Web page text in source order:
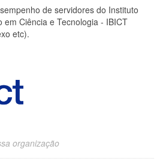
de servidores do Instituto
em Ciência e Tecnologia - IBICT
etc).
organização